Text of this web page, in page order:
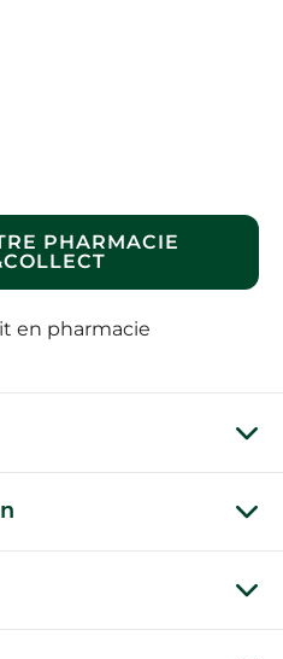
PHARMACIE
en pharmacie